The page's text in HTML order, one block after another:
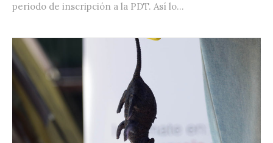
periodo de inscripción a la PDT. Así lo...